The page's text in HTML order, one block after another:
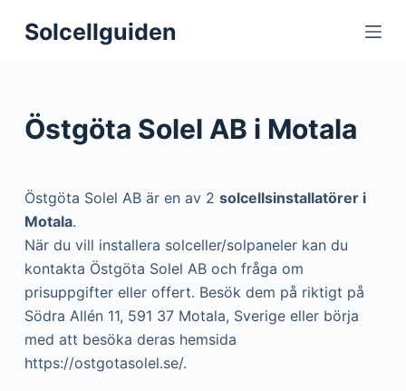
S
o
Solcellguiden
Östgöta Solel AB i Motala
Östgöta Solel AB är en av 2 solcellsinstallatörer i
Motala.
När du vill installera solceller/solpaneler kan du
kontakta Östgöta Solel AB och fråga om
prisuppgifter eller offert. Besök dem på riktigt på
Södra Allén 11, 591 37 Motala, Sverige eller börja
med att besöka deras hemsida
https://ostgotasolel.se/.